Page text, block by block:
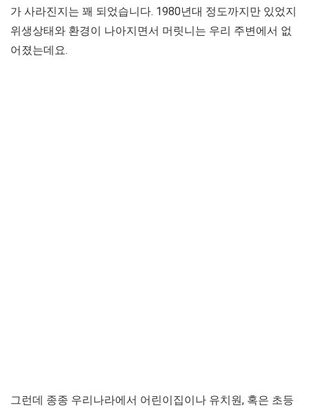
가 사라진지는 꽤 되었습니다. 1980년대 정도까지만 있었지
위생상태와 환경이 나아지면서 머릿니는 우리 주변에서 없
어졌는데요.
그런데 종종 우리나라에서 어린이집이나 유치원, 혹은 초등